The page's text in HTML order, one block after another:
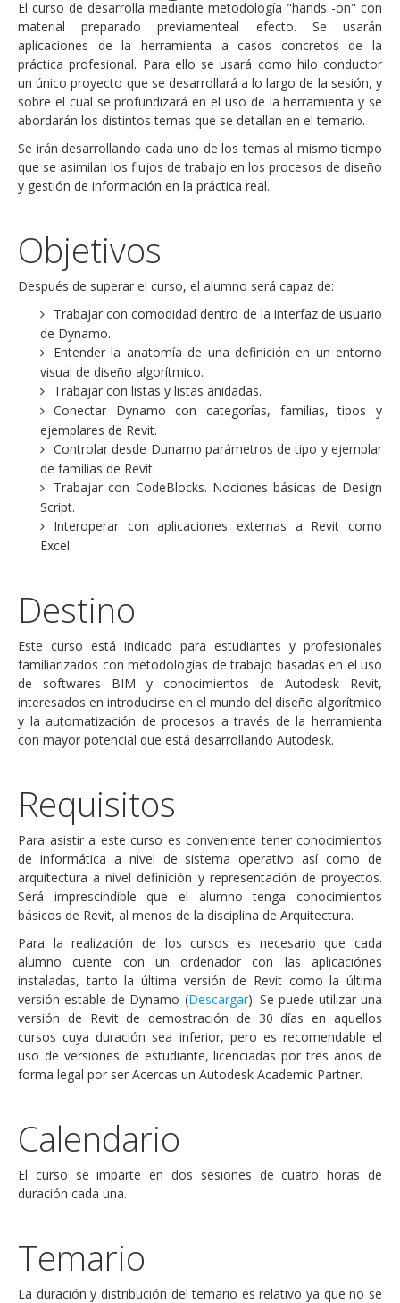
El curso de desarrolla mediante metodología "hands -on" con
material preparado previamenteal efecto. Se usarán
aplicaciones de la herramienta a casos concretos de la
práctica profesional. Para ello se usará como hilo conductor
un único proyecto que se desarrollará a lo largo de la sesión, y
sobre el cual se profundizará en el uso de la herramienta y se
abordarán los distintos temas que se detallan en el temario.
Se irán desarrollando cada uno de los temas al mismo tiempo
que se asimilan los flujos de trabajo en los procesos de diseño
y gestión de información en la práctica real.
Objetivos
Después de superar el curso, el alumno será capaz de:
Trabajar con comodidad dentro de la interfaz de usuario
de Dynamo.
Entender la anatomía de una definición en un entorno
visual de diseño algorítmico.
Trabajar con listas y listas anidadas.
Conectar Dynamo con categorías, familias, tipos y
ejemplares de Revit.
Controlar desde Dunamo parámetros de tipo y ejemplar
de familias de Revit.
Trabajar con CodeBlocks. Nociones básicas de Design
Script.
Interoperar con aplicaciones externas a Revit como
Excel.
Destino
Este curso está indicado para estudiantes y profesionales
familiarizados con metodologías de trabajo basadas en el uso
de softwares BIM y conocimientos de Autodesk Revit,
interesados en introducirse en el mundo del diseño algorítmico
y la automatización de procesos a través de la herramienta
con mayor potencial que está desarrollando Autodesk.
Requisitos
Para asistir a este curso es conveniente tener conocimientos
de informática a nivel de sistema operativo así como de
arquitectura a nivel definición y representación de proyectos.
Será imprescindible que el alumno tenga conocimientos
básicos de Revit, al menos de la disciplina de Arquitectura.
Para la realización de los cursos es necesario que cada
alumno cuente con un ordenador con las aplicaciónes
instaladas, tanto la última versión de Revit como la última
versión estable de Dynamo (Descargar). Se puede utilizar una
versión de Revit de demostración de 30 días en aquellos
cursos cuya duración sea inferior, pero es recomendable el
uso de versiones de estudiante, licenciadas por tres años de
forma legal por ser Acercas un Autodesk Academic Partner.
Calendario
El curso se imparte en dos sesiones de cuatro horas de
duración cada una.
Temario
La duración y distribución del temario es relativo ya que no se